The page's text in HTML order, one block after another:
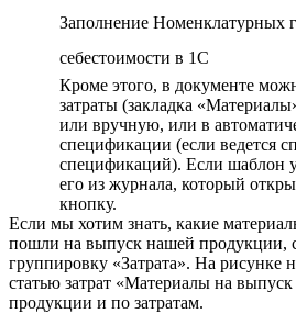
Заполнение Номенклатурных
себестоимости в 1С
Кроме этого, в документе
затраты (закладка
или вручную, или в
спецификации (если ведется
спецификаций). Если шаблон
его из журнала, который
кнопку.
Если мы хотим знать, какие
пошли на выпуск нашей продукции,
группировку «Затрата». На
статью затрат «Материалы на
продукции и по затратам.